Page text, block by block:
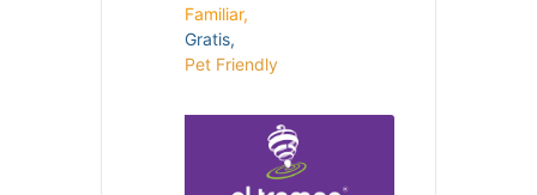
Familiar,
Gratis,
Pet Friendly